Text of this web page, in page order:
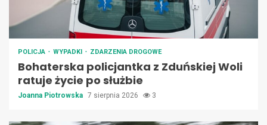
POLICJA WYPADKI ZDARZENIA DROGOWE
Bohaterska policjantka z Zduńskiej Woli
ratuje życie po służbie
Joanna Piotrowska 7 sierpnia 2026 3